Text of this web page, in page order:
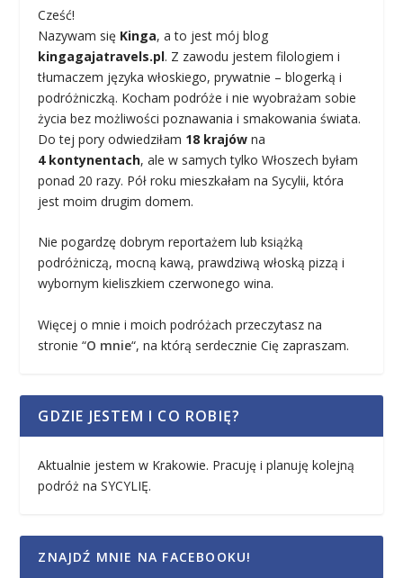
Cześć!
Nazywam się Kinga, a to jest mój blog
kingagajatravels.pl. Z zawodu jestem filologiem i
tłumaczem języka włoskiego, prywatnie – blogerką i
podróżniczką. Kocham podróże i nie wyobrażam sobie
życia bez możliwości poznawania i smakowania świata.
Do tej pory odwiedziłam 18 krajów na
4 kontynentach, ale w samych tylko Włoszech byłam
ponad 20 razy. Pół roku mieszkałam na Sycylii, która
jest moim drugim domem.
Nie pogardzę dobrym reportażem lub książką
podróżniczą, mocną kawą, prawdziwą włoską pizzą i
wybornym kieliszkiem czerwonego wina.
Więcej o mnie i moich podróżach przeczytasz na
stronie “O mnie“, na którą serdecznie Cię zapraszam.
GDZIE JESTEM I CO ROBIĘ?
Aktualnie jestem w Krakowie. Pracuję i planuję kolejną
podróż na SYCYLIĘ.
ZNAJDŹ MNIE NA FACEBOOKU!